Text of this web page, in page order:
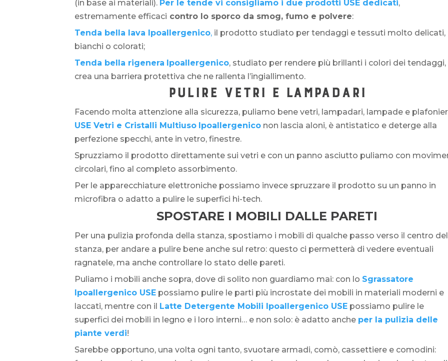
(in base ai materiali). Per le tende vi consigliamo i due prodotti USE dedicati,
estremamente efficaci contro lo sporco da smog, fumo e polvere:
Tenda bella lava Ipoallergenico, il prodotto studiato per tendaggi e tessuti molto delicati,
bianchi o colorati;
Tenda bella rigenera Ipoallergenico, studiato per rendere più brillanti i colori dei tendaggi,
crea una barriera protettiva che ne rallenta l’ingiallimento.
PULIRE VETRI E LAMPADARI
Facendo molta attenzione alla sicurezza, puliamo bene vetri, lampadari, lampade e
USE Vetri e Cristalli Multiuso Ipoallergenico non lascia aloni, è antistatico e deterge alla
perfezione specchi, ante in vetro, finestre.
Spruzziamo il prodotto direttamente sui vetri e con un panno asciutto puliamo con
circolari, fino al completo assorbimento.
Per le apparecchiature elettroniche possiamo invece spruzzare il prodotto su un panno in
microfibra o adatto a pulire le superfici hi-tech.
SPOSTARE I MOBILI DALLE PARETI
Per una pulizia profonda della stanza, spostiamo i mobili di qualche passo verso il centro
stanza, per andare a pulire bene anche sul retro: questo ci permetterà di vedere eventuali
ragnatele, ma anche controllare lo stato delle pareti.
Puliamo i mobili anche sopra, dove di solito non guardiamo mai: con lo Sgrassatore
Ipoallergenico USE possiamo pulire le parti più incrostate dei mobili in materiali moderni e
laccati, mentre con il Latte Detergente Mobili Ipoallergenico USE possiamo pulire le
superfici dei mobili in legno e i loro interni… e non solo: è adatto anche per la pulizia delle
piante verdi!
Sarebbe opportuno, una volta ogni tanto, svuotare armadi, comò, cassettiere e comodini: